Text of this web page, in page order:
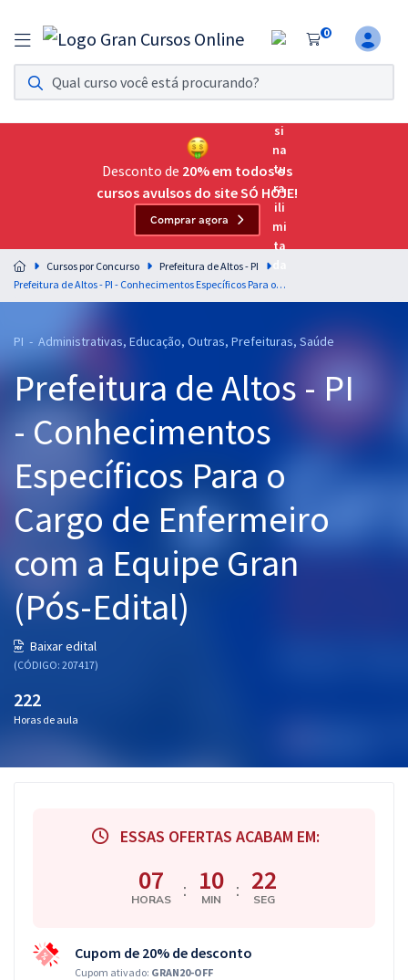
0
Assinatura Ilimitada 11
Acesso a todos os cursos. Teste grátis por 7 dias!
Assinatura OAB Até Passar
Acesso ilimitado a toda preparação para o Exame da
Residências Multiprofissionais
Preparação completa e intensiva para as principais
residências em saúde do Brasil
Cursos 20% OFF
Pós
Graduação
OAB
Questões grátis
Blog
Aprovados
Desconto de 20% em todos os
cursos avulsos do site SÓ HOJE!
Comprar agora
Cursos por Concurso
Prefeitura de Altos - PI
Prefeitura de Altos - PI - Conhecimentos Específicos Para o Cargo de Enfermeiro com a Equipe Gran (Pós-Edital)
PI - Administrativas, Educação, Outras, Prefeituras, Saúde
Prefeitura de Altos - PI
- Conhecimentos
Específicos Para o
Cargo de Enfermeiro
com a Equipe Gran
(Pós-Edital)
Baixar edital
(CÓDIGO: 207417)
222
Horas de aula
ESSAS OFERTAS ACABAM EM:
07
HORAS : 10
MIN : 21
SEG
Cupom de 20% de desconto
Cupom ativado: GRAN20-OFF